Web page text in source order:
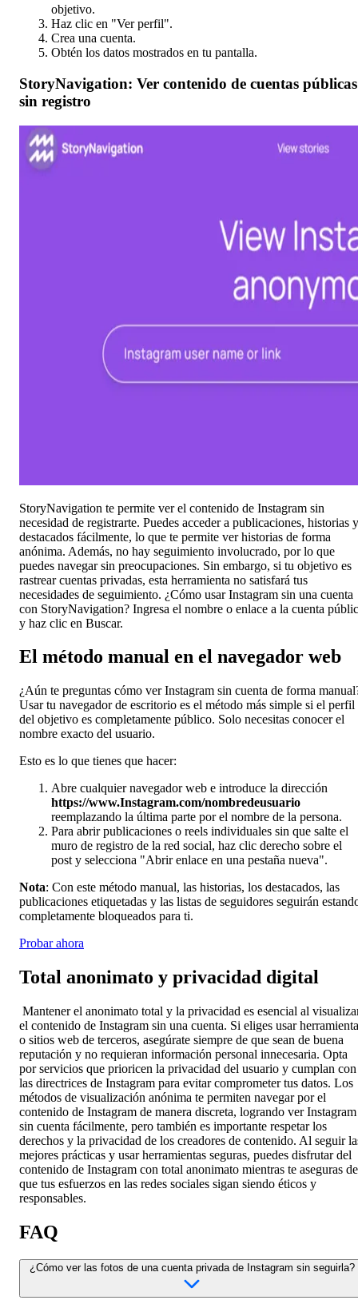
objetivo.
Haz clic en "Ver perfil".
Crea una cuenta.
Obtén los datos mostrados en tu pantalla.
StoryNavigation: Ver contenido de cuentas públicas
sin registro
StoryNavigation te permite ver el contenido de Instagram sin
necesidad de registrarte. Puedes acceder a publicaciones, historias y
destacados fácilmente, lo que te permite ver historias de forma
anónima. Además, no hay seguimiento involucrado, por lo que
puedes navegar sin preocupaciones. Sin embargo, si tu objetivo es
rastrear cuentas privadas, esta herramienta no satisfará tus
necesidades de seguimiento. ¿Cómo usar Instagram sin una cuenta
con StoryNavigation? Ingresa el nombre o enlace a la cuenta
y haz clic en Buscar.
El método manual en el navegador web
¿Aún te preguntas cómo ver Instagram sin cuenta de forma
Usar tu navegador de escritorio es el método más simple si el perfil
del objetivo es completamente público. Solo necesitas conocer el
nombre exacto del usuario.
Esto es lo que tienes que hacer:
Abre cualquier navegador web e introduce la dirección
https://www.Instagram.com/nombredeusuario
reemplazando la última parte por el nombre de la persona.
Para abrir publicaciones o reels individuales sin que salte el
muro de registro de la red social, haz clic derecho sobre el
post y selecciona "Abrir enlace en una pestaña nueva".
Nota: Con este método manual, las historias, los destacados, las
publicaciones etiquetadas y las listas de seguidores seguirán
completamente bloqueados para ti.
Probar ahora
Total anonimato y privacidad digital
Mantener el anonimato total y la privacidad es esencial al
el contenido de Instagram sin una cuenta. Si eliges usar
o sitios web de terceros, asegúrate siempre de que sean de buena
reputación y no requieran información personal innecesaria. Opta
por servicios que prioricen la privacidad del usuario y cumplan con
las directrices de Instagram para evitar comprometer tus datos. Los
métodos de visualización anónima te permiten navegar por el
contenido de Instagram de manera discreta, logrando ver Instagram
sin cuenta fácilmente, pero también es importante respetar los
derechos y la privacidad de los creadores de contenido. Al seguir
mejores prácticas y usar herramientas seguras, puedes disfrutar del
contenido de Instagram con total anonimato mientras te aseguras de
que tus esfuerzos en las redes sociales sigan siendo éticos y
responsables.
FAQ
¿Cómo ver las fotos de una cuenta privada de Instagram sin seguirla?